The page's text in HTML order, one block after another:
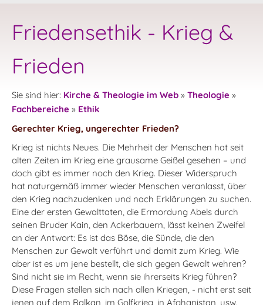
Friedensethik - Krieg &
Frieden
Sie sind hier: Kirche & Theologie im Web » Theologie »
Fachbereiche » Ethik
Gerechter Krieg, ungerechter Frieden?
Krieg ist nichts Neues. Die Mehrheit der Menschen hat seit
alten Zeiten im Krieg eine grausame Geißel gesehen – und
doch gibt es immer noch den Krieg. Dieser Widerspruch
hat naturgemäß immer wieder Menschen veranlasst, über
den Krieg nachzudenken und nach Erklärungen zu suchen.
Eine der ersten Gewalttaten, die Ermordung Abels durch
seinen Bruder Kain, den Ackerbauern, lässt keinen Zweifel
an der Antwort: Es ist das Böse, die Sünde, die den
Menschen zur Gewalt verführt und damit zum Krieg. Wie
aber ist es um jene bestellt, die sich gegen Gewalt wehren?
Sind nicht sie im Recht, wenn sie ihrerseits Krieg führen?
Diese Fragen stellen sich nach allen Kriegen, - nicht erst seit
jenen auf dem Balkan, im Golfkrieg, in Afghanistan, usw.